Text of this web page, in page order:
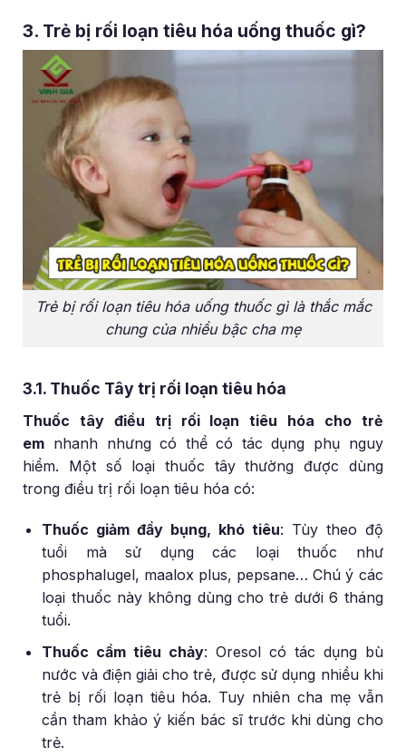
3. Trẻ bị rối loạn tiêu hóa uống thuốc gì?
Trẻ bị rối loạn tiêu hóa uống thuốc gì là thắc mắc
chung của nhiều bậc cha mẹ
3.1. Thuốc Tây trị rối loạn tiêu hóa
Thuốc tây điều trị rối loạn tiêu hóa cho trẻ
em nhanh nhưng có thể có tác dụng phụ nguy
hiểm. Một số loại thuốc tây thường được dùng
trong điều trị rối loạn tiêu hóa có:
Thuốc giảm đầy bụng, khó tiêu: Tùy theo độ
tuổi mà sử dụng các loại thuốc như
phosphalugel, maalox plus, pepsane… Chú ý các
loại thuốc này không dùng cho trẻ dưới 6 tháng
tuổi.
Thuốc cầm tiêu chảy: Oresol có tác dụng bù
nước và điện giải cho trẻ, được sử dụng nhiều khi
trẻ bị rối loạn tiêu hóa. Tuy nhiên cha mẹ vẫn
cần tham khảo ý kiến bác sĩ trước khi dùng cho
trẻ.